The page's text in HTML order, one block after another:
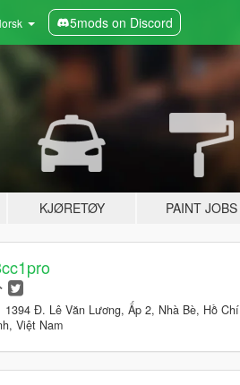
5mods on Discord
KJØRETØY PAINT JOBS
1394 Đ. Lê Văn Lương, Ấp 2, Nhà Bè, Hồ Chí
Việt Nam